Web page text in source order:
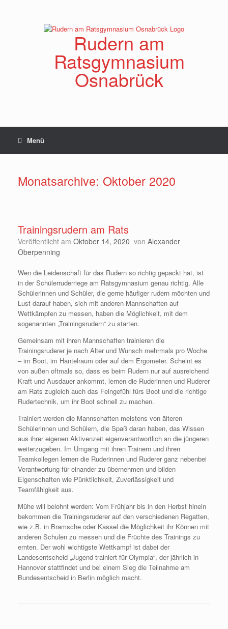
Rudern am
Ratsgymnasium
Osnabrück
Menü
Monatsarchive: Oktober 2020
Trainingsrudern am Rats
Veröffentlicht am Oktober 14, 2020 von Alexander
Oberpenning
Wen die Leidenschaft für das Rudern so richtig gepackt hat, ist
in der Schülerruderriege am Ratsgymnasium genau richtig. Alle
Schülerinnen und Schüler, die gerne häufiger rudern möchten und
Lust darauf haben, sich mit anderen Mannschaften auf
Wettkämpfen zu messen, haben die Möglichkeit, mit dem
sogenannten „Trainingsrudern“ zu starten.
Gemeinsam mit ihren Mannschaften trainieren die
Trainingsruderer je nach Alter und Wunsch mehrmals pro Woche
– im Boot, im Hantelraum oder auf dem Ergometer. Scheint es
von außen oftmals so, dass es beim Rudern nur auf ausreichend
Kraft und Ausdauer ankommt, lernen die Ruderinnen und Ruderer
am Rats zugleich auch das Feingefühl fürs Boot und die richtige
Rudertechnik, um ihr Boot schnell zu machen.
Trainiert werden die Mannschaften meistens von älteren
Schülerinnen und Schülern, die Spaß daran haben, das Wissen
aus ihrer eigenen Aktivenzeit eigenverantwortlich an die jüngeren
weiterzugeben. Im Umgang mit ihren Trainern und ihren
Teamkollegen lernen die Ruderinnen und Ruderer ganz nebenbei
Verantwortung für einander zu übernehmen und bilden
Eigenschaften wie Pünktlichkeit, Zuverlässigkeit und
Teamfähigkeit aus.
Mühe will belohnt werden: Vom Frühjahr bis in den Herbst hinein
bekommen die Trainingsruderer auf den verschiedenen Regatten,
wie z.B. in Bramsche oder Kassel die Möglichkeit ihr Können mit
anderen Schulen zu messen und die Früchte des Trainings zu
ernten. Der wohl wichtigste Wettkampf ist dabei der
Landesentscheid „Jugend trainiert für Olympia“, der jährlich in
Hannover stattfindet und bei einem Sieg die Teilnahme am
Bundesentscheid in Berlin möglich macht.